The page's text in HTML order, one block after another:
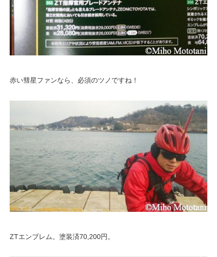
赤い彗星ファンなら、必須のツノですね！
ZTエンブレム。塗装済70,200円。